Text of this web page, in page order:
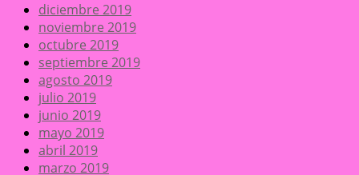
diciembre 2019
noviembre 2019
octubre 2019
septiembre 2019
agosto 2019
julio 2019
junio 2019
mayo 2019
abril 2019
marzo 2019